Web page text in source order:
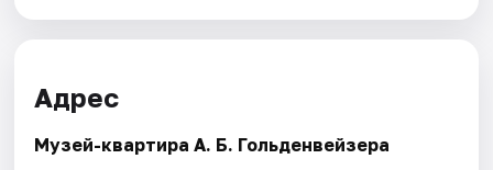
Адрес
Музей-квартира А. Б. Гольденвейзера